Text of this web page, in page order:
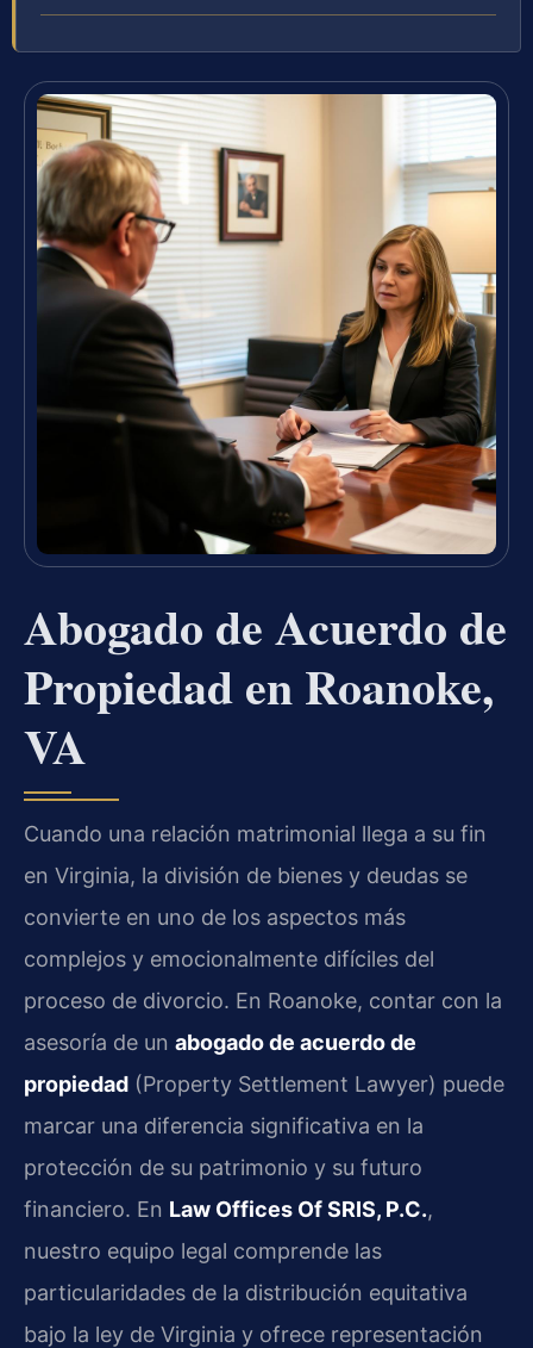
Abogado de Acuerdo de
Propiedad en Roanoke,
VA
Cuando una relación matrimonial llega a su fin
en Virginia, la división de bienes y deudas se
convierte en uno de los aspectos más
complejos y emocionalmente difíciles del
proceso de divorcio. En Roanoke, contar con la
asesoría de un abogado de acuerdo de
propiedad (Property Settlement Lawyer) puede
marcar una diferencia significativa en la
protección de su patrimonio y su futuro
financiero. En Law Offices Of SRIS, P.C.,
nuestro equipo legal comprende las
particularidades de la distribución equitativa
bajo la ley de Virginia y ofrece representación